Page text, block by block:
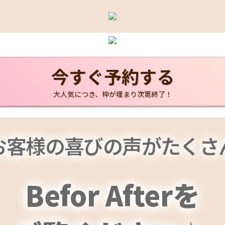
今すぐ予約する
大人気につき、枠が埋まり次第終了！
客様の喜びの声がたくさ
Befor Afterを